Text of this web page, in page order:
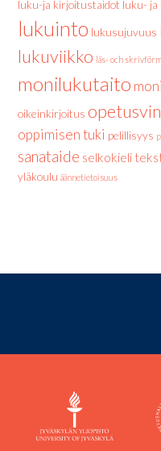
luku-ja kirjoitustaidot luku-
lukuinto lukusujuvuus
lukuviikko läs- och
monilukutaito
oikeinkirjoitus
oppimisen tuki pelillisyys
sanataide selkokieli
yläkoulu äännetietoisuus